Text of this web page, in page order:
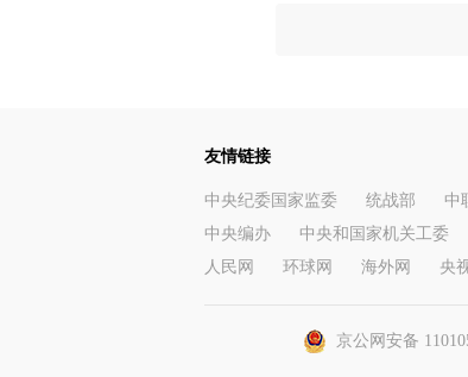
友情链接
中央纪委国家监委 统战部 中
中央编办
中央和国家机关工委
人民网
环球网 海外网 央
京公网安备